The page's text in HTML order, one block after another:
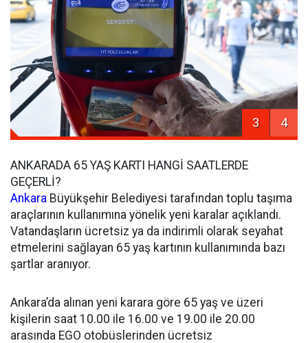
3 4
ANKARADA 65 YAŞ KARTI HANGİ SAATLERDE
GEÇERLİ?
Ankara Büyükşehir Belediyesi tarafından toplu taşıma
araçlarının kullanımına yönelik yeni karalar açıklandı.
Vatandaşların ücretsiz ya da indirimli olarak seyahat
etmelerini sağlayan 65 yaş kartının kullanımında bazı
şartlar aranıyor.
Ankara’da alınan yeni karara göre 65 yaş ve üzeri
kişilerin saat 10.00 ile 16.00 ve 19.00 ile 20.00
arasında EGO otobüslerinden ücretsiz